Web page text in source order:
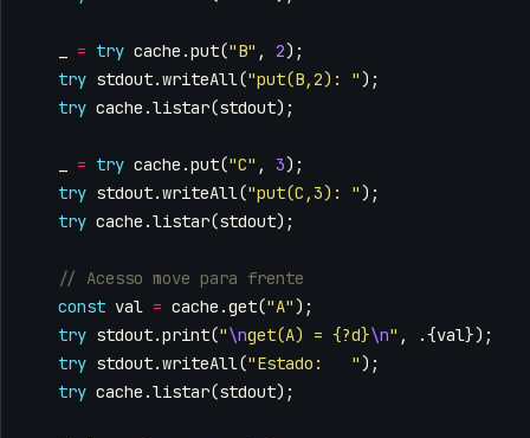
= try cache .put("B" , 2);
try stdout.writeAll("put(B,2): ");
try cache .listar(stdout);
= try cache .put("C" , 3);
try stdout.writeAll("put(C,3): ");
try cache .listar(stdout);
const val = cache .get("A");
try stdout.print("\nget(A) = {?d}\n" , .{val});
try stdout.writeAll("Estado:   ");
try cache .listar(stdout);